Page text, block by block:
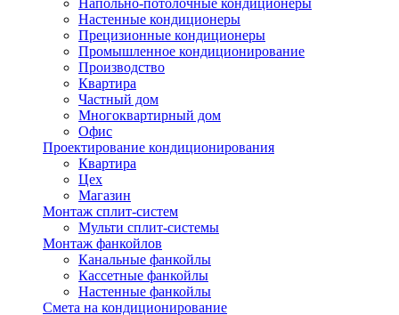
Напольно-потолочные кондиционеры
Настенные кондиционеры
Прецизионные кондиционеры
Промышленное кондиционирование
Производство
Квартира
Частный дом
Многоквартирный дом
Офис
Проектирование кондиционирования
Квартира
Цех
Магазин
Монтаж сплит-систем
Мульти сплит-системы
Монтаж фанкойлов
Канальные фанкойлы
Кассетные фанкойлы
Настенные фанкойлы
Смета на кондиционирование